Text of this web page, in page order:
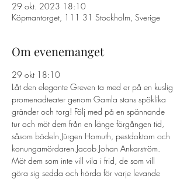
29 okt. 2023 18:10
Köpmantorget, 111 31 Stockholm, Sverige
Om evenemanget
29 okt 18:10
Låt den elegante Greven ta med er på en kuslig
promenadteater genom Gamla stans spöklika
gränder och torg! Följ med på en spännande
tur och möt dem från en länge förgången tid,
såsom bödeln Jürgen Homuth, pestdoktorn och
konungamördaren Jacob Johan Ankarström.
Möt dem som inte vill vila i frid, de som vill
göra sig sedda och hörda för varje levande